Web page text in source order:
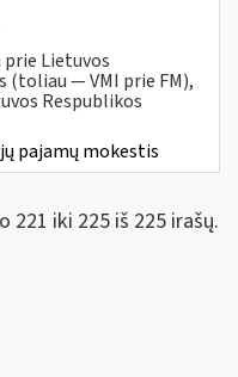
Lietuvos
(toliau — VMI prie FM),
Respublikos
pajamų mokestis
221 iki 225 iš 225 irašų.